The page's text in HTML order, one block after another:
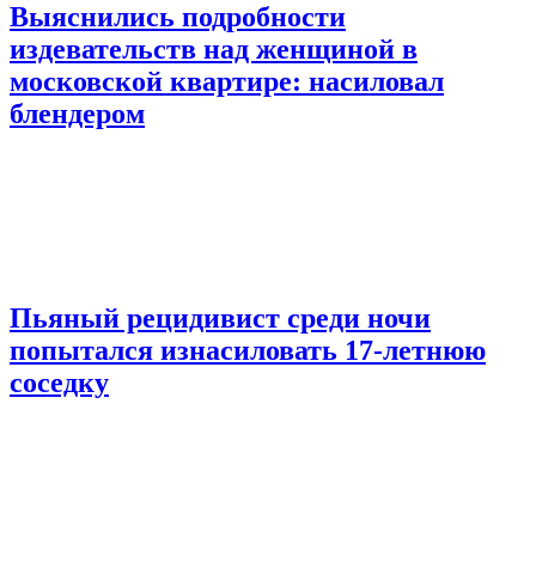
Выяснились подробности
издевательств над женщиной в
московской квартире: насиловал
блендером
Пьяный рецидивист среди ночи
попытался изнасиловать 17-летнюю
соседку